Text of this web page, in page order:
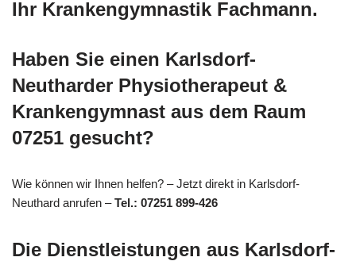
Ihr Krankengymnastik Fachmann.
Haben Sie einen Karlsdorf-
Neutharder Physiotherapeut &
Krankengymnast aus dem Raum
07251 gesucht?
Wie können wir Ihnen helfen? – Jetzt direkt in Karlsdorf-
Neuthard anrufen –Tel.: 07251 899-426
Die Dienstleistungen aus Karlsdorf-